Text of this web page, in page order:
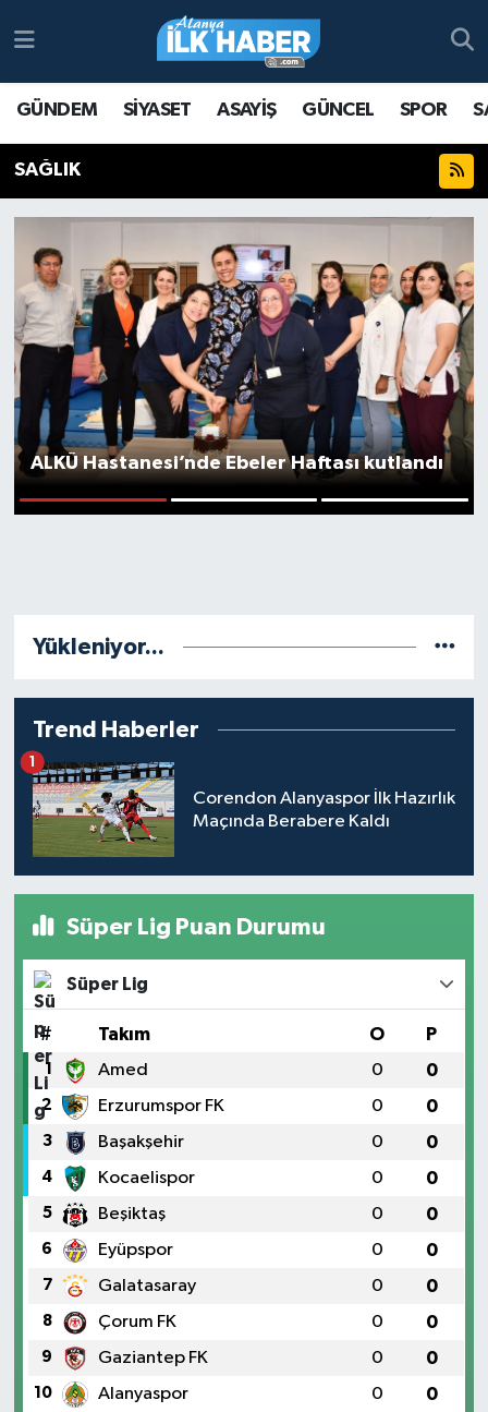
GÜNDEM SİYASET ASAYİŞ GÜNCEL SPOR
SAĞLIK
ALKÜ Hastanesi’nde Ebeler Haftası kutlandı
Yükleniyor...
Trend Haberler
Corendon Alanyaspor İlk Hazırlık
Maçında Berabere Kaldı
1
Süper Lig Puan Durumu
Süper Lig
# Takım O P
1 Amed 0 0
2 Erzurumspor FK 0 0
3 Başakşehir 0 0
4 Kocaelispor 0 0
5 Beşiktaş 0 0
6 Eyüpspor 0 0
7 Galatasaray 0 0
8 Çorum FK 0 0
9 Gaziantep FK 0 0
10 Alanyaspor 0 0
Antalya Nöbetçi Eczaneler
Antalya Trafik Yoğunluk Haritası
Süper Lig Puan Durumu ve Fikstür
Tüm Manşetler
Son Dakika Haberleri
Haber Arşivi